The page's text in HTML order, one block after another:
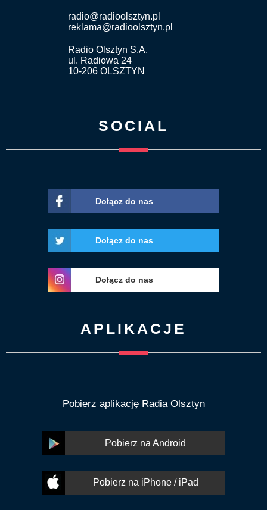
radio@radioolsztyn.pl
reklama@radioolsztyn.pl
Radio Olsztyn S.A.
ul. Radiowa 24
10-206 OLSZTYN
SOCIAL
Dołącz do nas
Dołącz do nas
Dołącz do nas
APLIKACJE
Pobierz aplikację Radia Olsztyn
Pobierz na Android
Pobierz na iPhone / iPad